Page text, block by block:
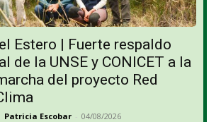
Estero | Fuerte respaldo
de la UNSE y CONICET a la
del proyecto Red
Patricia Escobar - 04/08/2026